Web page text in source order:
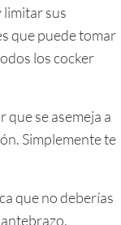
limitar sus
que puede tomar
los cocker
se asemeja a
Simplemente te
que no deberías